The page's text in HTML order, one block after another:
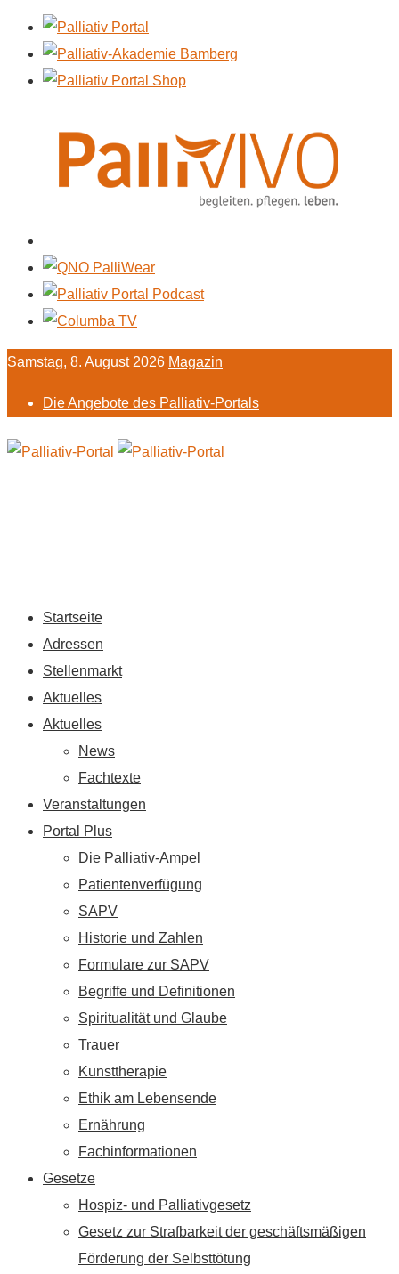
Samstag, 8. August 2026 Magazin
Die Angebote des Palliativ-Portals
Startseite
Adressen
Stellenmarkt
Aktuelles
Aktuelles
News
Fachtexte
Veranstaltungen
Portal Plus
Die Palliativ-Ampel
Patientenverfügung
SAPV
Historie und Zahlen
Formulare zur SAPV
Begriffe und Definitionen
Spiritualität und Glaube
Trauer
Kunsttherapie
Ethik am Lebensende
Ernährung
Fachinformationen
Gesetze
Hospiz- und Palliativgesetz
Gesetz zur Strafbarkeit der geschäftsmäßigen
Förderung der Selbsttötung